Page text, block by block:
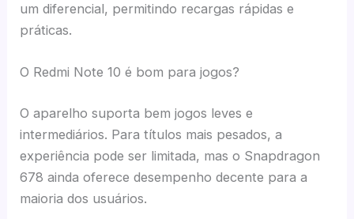
um diferencial, permitindo recargas rápidas e
práticas.
O Redmi Note 10 é bom para jogos?
O aparelho suporta bem jogos leves e
intermediários. Para títulos mais pesados, a
experiência pode ser limitada, mas o Snapdragon
678 ainda oferece desempenho decente para a
maioria dos usuários.